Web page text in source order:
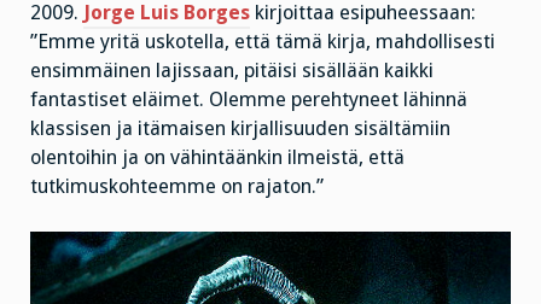
2009.
Jorge Luis Borges kirjoittaa esipuheessaan:
”Emme yritä uskotella, että tämä kirja, mahdollisesti
ensimmäinen lajissaan, pitäisi sisällään kaikki
fantastiset eläimet. Olemme perehtyneet lähinnä
klassisen ja itämaisen kirjallisuuden sisältämiin
olentoihin ja on vähintäänkin ilmeistä, että
tutkimuskohteemme on rajaton.”